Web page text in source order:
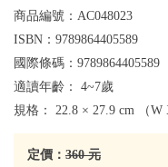
商品編號： AC048023
ISBN： 9789864405589
國際條碼： 9789864405589
適讀年齡： 4~7歲
規格： 22.8 × 27.9 cm （
定價： 360 元